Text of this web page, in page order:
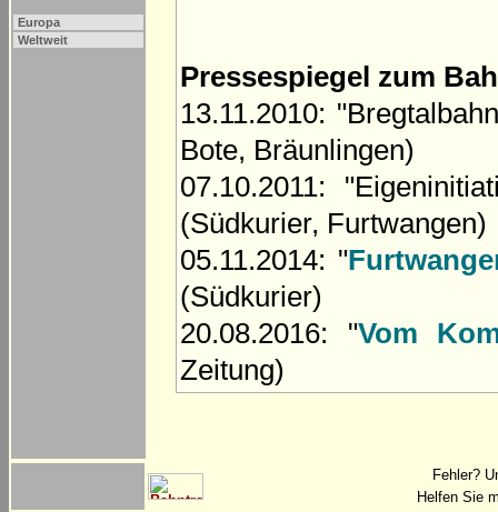
Europa
Weltweit
Pressespiegel zum
13.11.2010:
Bote, Bräunlingen)
07.10.2011:
(Südkurier, Furtwangen)
05.11.2014: "
(Südkurier)
20.08.2016: "Vom
Zeitung)
Fehler?
Helfen Sie